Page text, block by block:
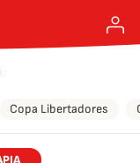
Copa Libertadores